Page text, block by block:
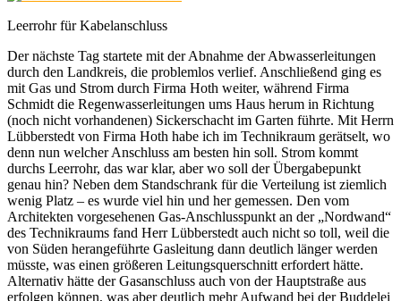
Leerrohr für Kabelanschluss
Der nächste Tag startete mit der Abnahme der Abwasserleitungen
durch den Landkreis, die problemlos verlief. Anschließend ging es
mit Gas und Strom durch Firma Hoth weiter, während Firma
Schmidt die Regenwasserleitungen ums Haus herum in Richtung
(noch nicht vorhandenen) Sickerschacht im Garten führte. Mit Herrn
Lübberstedt von Firma Hoth habe ich im Technikraum gerätselt, wo
denn nun welcher Anschluss am besten hin soll. Strom kommt
durchs Leerrohr, das war klar, aber wo soll der Übergabepunkt
genau hin? Neben dem Standschrank für die Verteilung ist ziemlich
wenig Platz – es wurde viel hin und her gemessen. Den vom
Architekten vorgesehenen Gas-Anschlusspunkt an der „Nordwand“
des Technikraums fand Herr Lübberstedt auch nicht so toll, weil die
von Süden herangeführte Gasleitung dann deutlich länger werden
müsste, was einen größeren Leitungsquerschnitt erfordert hätte.
Alternativ hätte der Gasanschluss auch von der Hauptstraße aus
erfolgen können, was aber deutlich mehr Aufwand bei der Buddelei